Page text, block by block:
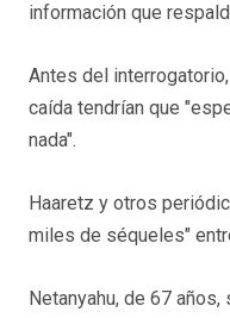
información que
Antes del
caída tendrían que
nada".
Haaretz y otros
miles de séqueles"
Netanyahu, de 67